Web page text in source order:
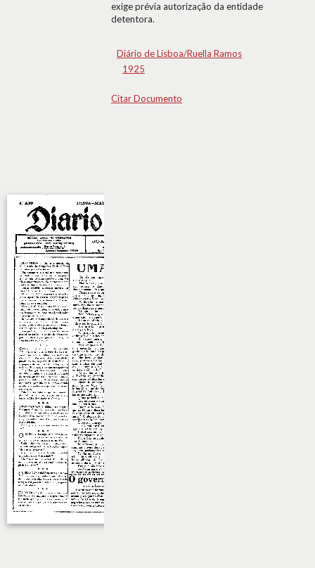
exige prévia autorização da entidade
detentora.
Diário de Lisboa/Ruella Ramos
1925
Citar Documento